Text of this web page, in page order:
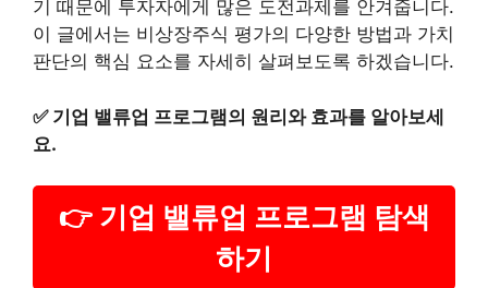
기 때문에 투자자에게 많은 도전과제를 안겨줍니다.
이 글에서는 비상장주식 평가의 다양한 방법과 가치
판단의 핵심 요소를 자세히 살펴보도록 하겠습니다.
✅ 기업 밸류업 프로그램의 원리와 효과를 알아보세
요.
👉 기업 밸류업 프로그램 탐색
하기